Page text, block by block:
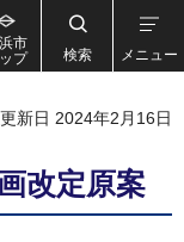
市
プ
検索 メニュー
新日 2024年2月16日
改定原案